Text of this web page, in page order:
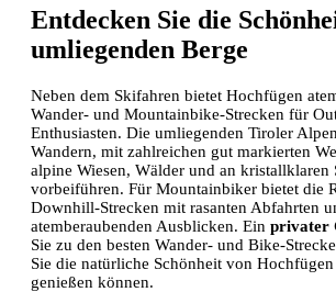
Entdecken Sie die
umliegenden Berge
Neben dem Skifahren bietet Hochfügen
Wander- und Mountainbike-Strecken für
Enthusiasten. Die umliegenden Tiroler
Wandern, mit zahlreichen gut markierten
alpine Wiesen, Wälder und an kristallklaren
vorbeiführen. Für Mountainbiker bietet die
Downhill-Strecken mit rasanten Abfahrten
atemberaubenden Ausblicken. Ein privater
Sie zu den besten Wander- und Bike-
Sie die natürliche Schönheit von Hochfügen
genießen können.